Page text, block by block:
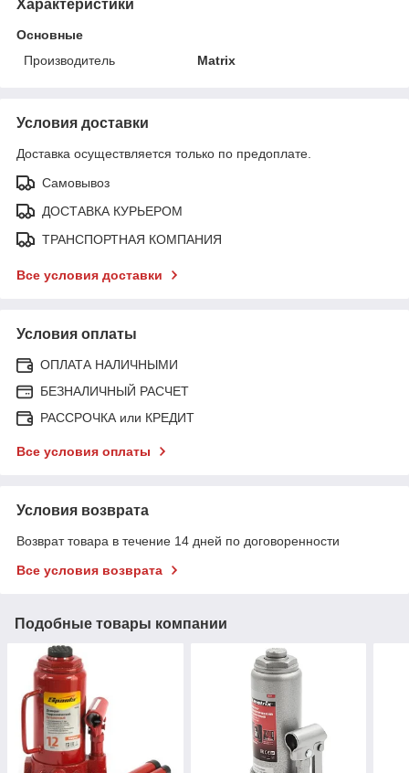
Характеристики
Основные
Производитель
Matrix
Условия доставки
Доставка осуществляется только по предоплате.
Самовывоз
ДОСТАВКА КУРЬЕРОМ
ТРАНСПОРТНАЯ КОМПАНИЯ
Все условия доставки
Условия оплаты
ОПЛАТА НАЛИЧНЫМИ
БЕЗНАЛИЧНЫЙ РАСЧЕТ
РАССРОЧКА или КРЕДИТ
Все условия оплаты
Условия возврата
Возврат товара в течение 14 дней по договоренности
Все условия возврата
Подобные товары компании